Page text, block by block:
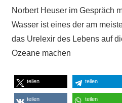
Norbert Heuser im Gespräch
Wasser ist eines der am
das Urelexir des Lebens auf
Ozeane machen
teilen teilen
teilen teilen